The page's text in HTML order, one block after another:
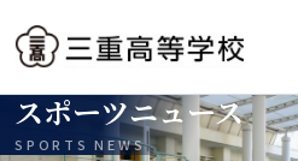
スポーツニュース
SPORTS NEWS